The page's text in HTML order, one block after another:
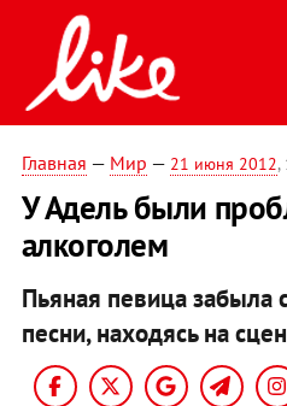
Главная — Мир — 21 июня 2012,
У Адель были
алкоголем
Пьяная певица забыла
песни, находясь на